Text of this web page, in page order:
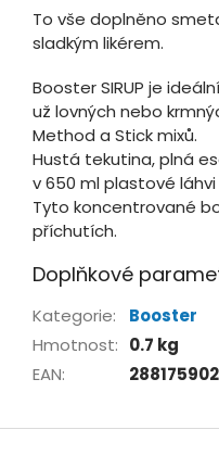
To vše doplněno
sladkým likérem.
Booster SIRUP je
už lovných nebo
Method a Stick mixů.
Hustá tekutina, plná
v 650 ml plastové
Tyto koncentrované
příchutích.
Doplňkové
Kategorie:
Booster
Hmotnost: 0.7 kg
EAN:
Z